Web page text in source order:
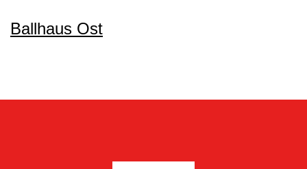
Ballhaus Ost